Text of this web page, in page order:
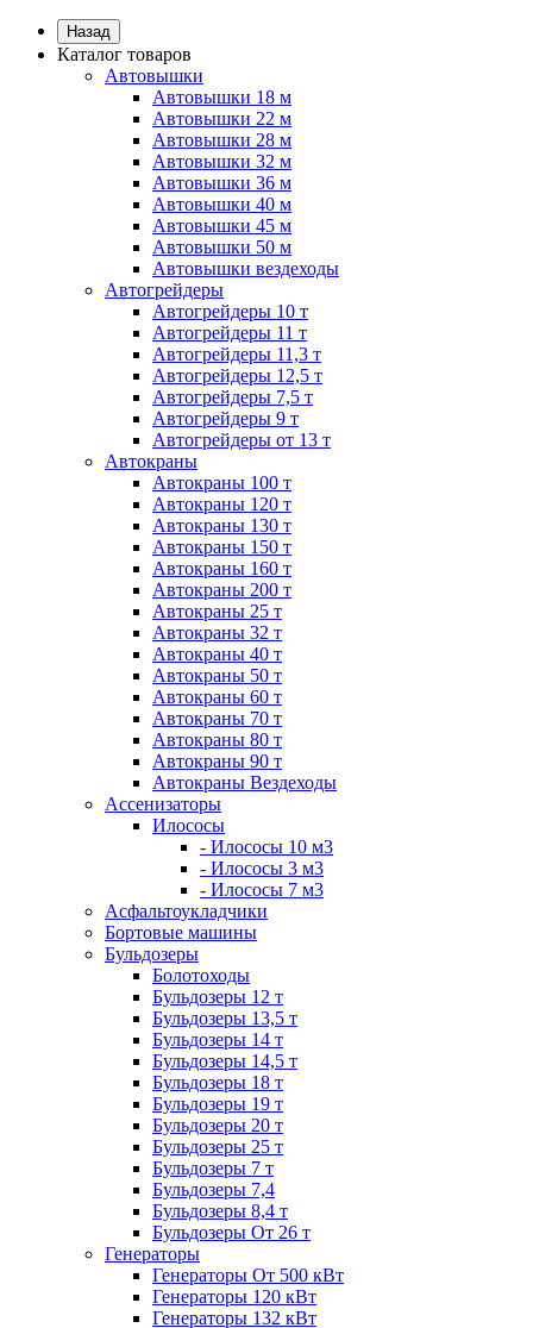
Назад
Каталог товаров
Автовышки
Автовышки 18 м
Автовышки 22 м
Автовышки 28 м
Автовышки 32 м
Автовышки 36 м
Автовышки 40 м
Автовышки 45 м
Автовышки 50 м
Автовышки вездеходы
Автогрейдеры
Автогрейдеры 10 т
Автогрейдеры 11 т
Автогрейдеры 11,3 т
Автогрейдеры 12,5 т
Автогрейдеры 7,5 т
Автогрейдеры 9 т
Автогрейдеры от 13 т
Автокраны
Автокраны 100 т
Автокраны 120 т
Автокраны 130 т
Автокраны 150 т
Автокраны 160 т
Автокраны 200 т
Автокраны 25 т
Автокраны 32 т
Автокраны 40 т
Автокраны 50 т
Автокраны 60 т
Автокраны 70 т
Автокраны 80 т
Автокраны 90 т
Автокраны Вездеходы
Ассенизаторы
Илососы
- Илососы 10 м3
- Илососы 3 м3
- Илососы 7 м3
Асфальтоукладчики
Бортовые машины
Бульдозеры
Болотоходы
Бульдозеры 12 т
Бульдозеры 13,5 т
Бульдозеры 14 т
Бульдозеры 14,5 т
Бульдозеры 18 т
Бульдозеры 19 т
Бульдозеры 20 т
Бульдозеры 25 т
Бульдозеры 7 т
Бульдозеры 7,4
Бульдозеры 8,4 т
Бульдозеры От 26 т
Генераторы
Генераторы От 500 кВт
Генераторы 120 кВт
Генераторы 132 кВт